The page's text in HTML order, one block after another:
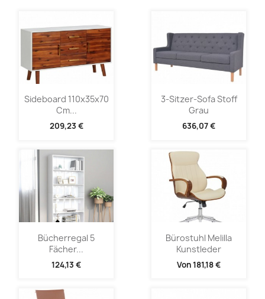
Sideboard 110x35x70
Cm...
209,23 €
3-Sitzer-Sofa Stoff
Grau
636,07 €
Bücherregal 5
Fächer...
124,13 €
Bürostuhl Melilla
Kunstleder
Von181,18 €